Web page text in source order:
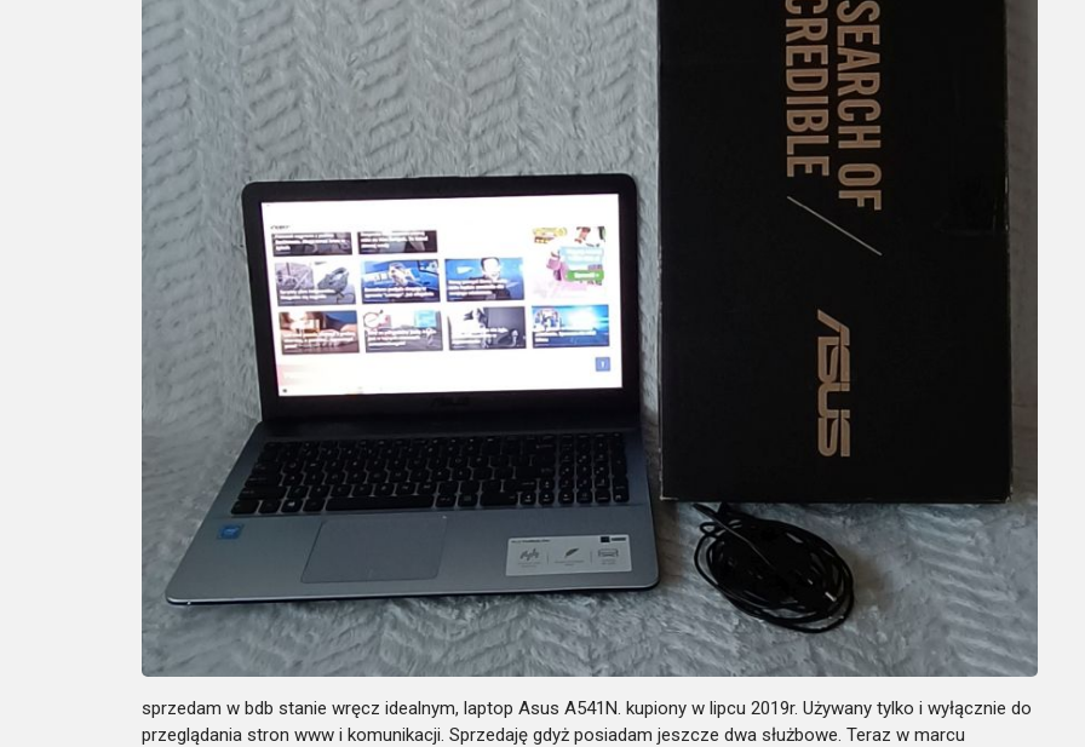
sprzedam w bdb stanie wręcz idealnym, laptop Asus A541N. kupiony w lipcu 2019r. Używany tylko i wyłącznie do
przeglądania stron www i komunikacji. Sprzedaję gdyż posiadam jeszcze dwa służbowe. Teraz w marcu